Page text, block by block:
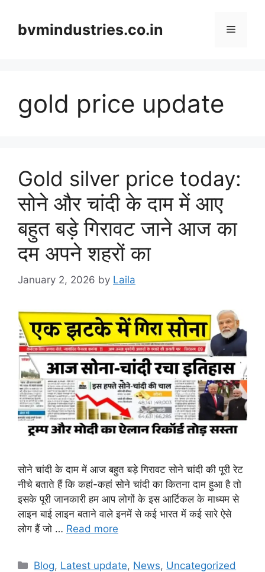
contentbvmindustries.co.in Menu
gold price update
Gold silver price today:
सोने और चांदी के दाम में आए
बहुत बड़े गिरावट जाने आज का
दम अपने शहरों का
January 2, 2026 by Laila
सोने चांदी के दाम में आज बहुत बड़े गिरावट सोने चांदी की पूरी रेट
नीचे बताते हैं कि कहां-कहां सोने चांदी का कितना दाम हुआ है तो
इसके पूरी जानकारी हम आप लोगों के इस आर्टिकल के माध्यम से
लाइन बाई लाइन बताने वाले इनमें से कई भारत में कई सारे ऐसे
लोग हैं जो … Read more
Categories
Blog, Latest update, News, Uncategorized